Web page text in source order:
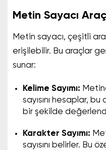
Metin Sayacı
Metin sayacı, çeşitli
erişilebilir. Bu araçlar
sunar:
Kelime Sayımı:
sayısını hesaplar, bu
bir şekilde
Karakter Sayımı:
sayısını belirler. Bu